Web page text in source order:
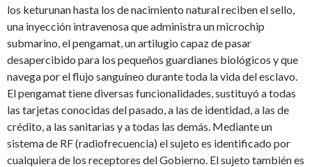
los keturunan hasta los de nacimiento natural reciben el sello,
una inyección intravenosa que administra un microchip
submarino, el pengamat, un artilugio capaz de pasar
desapercibido para los pequeños guardianes biológicos y que
navega por el flujo sanguíneo durante toda la vida del esclavo.
El pengamat tiene diversas funcionalidades, sustituyó a todas
las tarjetas conocidas del pasado, a las de identidad, a las de
crédito, a las sanitarias y a todas las demás. Mediante un
sistema de RF (radiofrecuencia) el sujeto es identificado por
cualquiera de los receptores del Gobierno. El sujeto también es